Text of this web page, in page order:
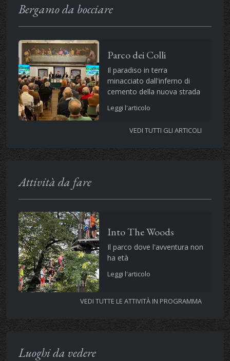
Bergamo da bocciare
Parco dei Colli
Il paradiso in terra
minacciato dall'inferno di
cemento della nuova strada
Leggi l'articolo
VEDI TUTTI GLI ARTICOLI
Attività da fare
Into The Woods
Il parco dove l'avventura non
ha età
Leggi l'articolo
VEDI TUTTE LE ATTIVITÀ IN PROGRAMMA
Luoghi da vedere